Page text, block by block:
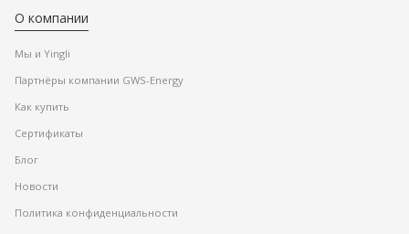
О компании
Мы и Yingli
Партнёры компании GWS-Energy
Как купить
Сертификаты
Блог
Новости
Политика конфиденциальности